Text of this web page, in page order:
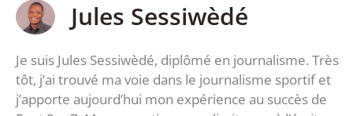
Jules Sessiwèdé
Je suis Jules Sessiwèdé, diplômé en journalisme. Très
tôt, j’ai trouvé ma voie dans le journalisme sportif et
j’apporte aujourd’hui mon expérience au succès de